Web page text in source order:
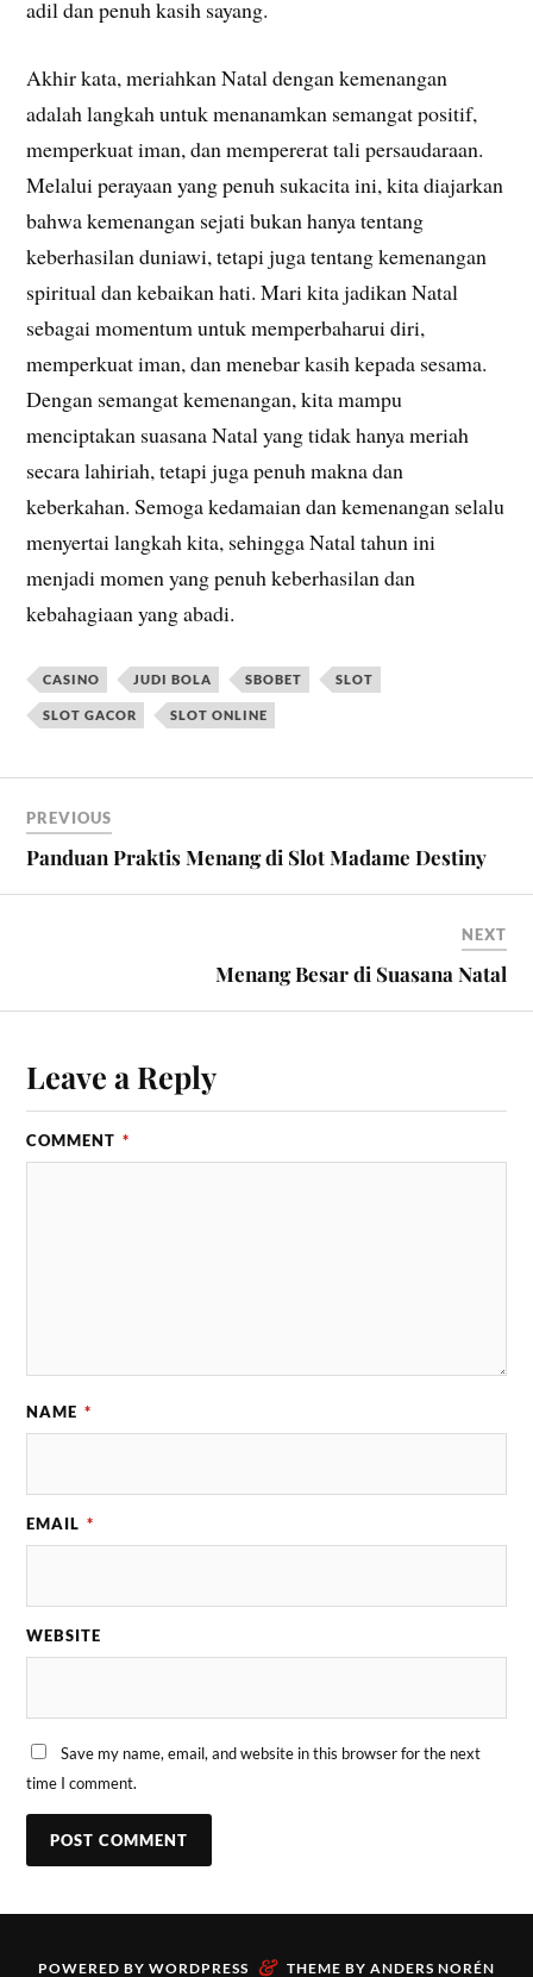
adil dan penuh kasih sayang.
Akhir kata, meriahkan Natal dengan kemenangan
adalah langkah untuk menanamkan semangat positif,
memperkuat iman, dan mempererat tali persaudaraan.
Melalui perayaan yang penuh sukacita ini, kita diajarkan
bahwa kemenangan sejati bukan hanya tentang
keberhasilan duniawi, tetapi juga tentang kemenangan
spiritual dan kebaikan hati. Mari kita jadikan Natal
sebagai momentum untuk memperbaharui diri,
memperkuat iman, dan menebar kasih kepada sesama.
Dengan semangat kemenangan, kita mampu
menciptakan suasana Natal yang tidak hanya meriah
secara lahiriah, tetapi juga penuh makna dan
keberkahan. Semoga kedamaian dan kemenangan selalu
menyertai langkah kita, sehingga Natal tahun ini
menjadi momen yang penuh keberhasilan dan
kebahagiaan yang abadi.
CASINO JUDI BOLA SBOBET SLOT
SLOT GACOR SLOT ONLINE
PREVIOUS
Panduan Praktis Menang di Slot Madame Destiny
NEXT
Menang Besar di Suasana Natal
Leave a Reply
COMMENT *
NAME *
EMAIL *
WEBSITE
Save my name, email, and website in this browser for the next
time I comment.
POWERED BY WORDPRESS & THEME BY ANDERS NORÉN